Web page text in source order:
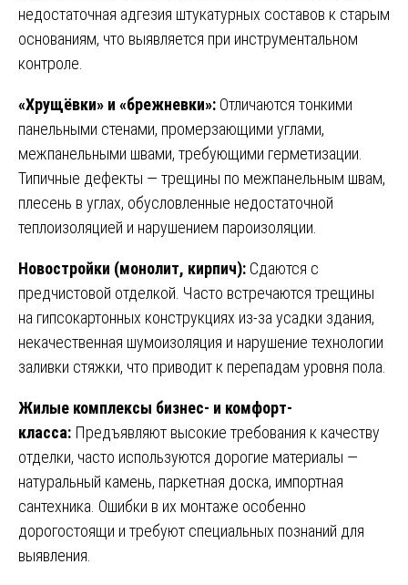
недостаточная адгезия штукатурных составов к старым
основаниям, что выявляется при инструментальном
контроле.
«Хрущёвки» и «брежневки»: Отличаются тонкими
панельными стенами, промерзающими углами,
межпанельными швами, требующими герметизации.
Типичные дефекты — трещины по межпанельным швам,
плесень в углах, обусловленные недостаточной
теплоизоляцией и нарушением пароизоляции.
Новостройки (монолит, кирпич): Сдаются с
предчистовой отделкой. Часто встречаются трещины
на гипсокартонных конструкциях из-за усадки здания,
некачественная шумоизоляция и нарушение технологии
заливки стяжки, что приводит к перепадам уровня пола.
Жилые комплексы бизнес- и комфорт-
класса: Предъявляют высокие требования к качеству
отделки, часто используются дорогие материалы —
натуральный камень, паркетная доска, импортная
сантехника. Ошибки в их монтаже особенно
дорогостоящи и требуют специальных познаний для
выявления.